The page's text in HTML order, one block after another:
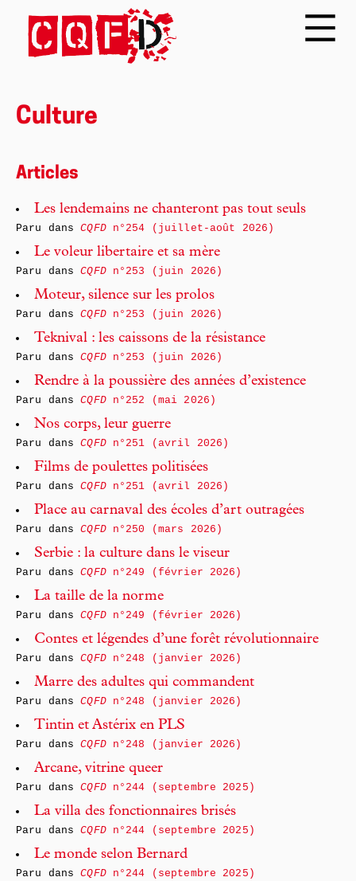
Culture
Articles
Les lendemains ne chanteront pas tout seuls
Paru dansCQFDn°254 (juillet-août 2026)
Le voleur libertaire et sa mère
Paru dansCQFDn°253 (juin 2026)
Moteur, silence sur les prolos
Paru dansCQFDn°253 (juin 2026)
Teknival : les caissons de la résistance
Paru dansCQFDn°253 (juin 2026)
Rendre à la poussière des années d’existence
Paru dansCQFDn°252 (mai 2026)
Nos corps, leur guerre
Paru dansCQFDn°251 (avril 2026)
Films de poulettes politisées
Paru dansCQFDn°251 (avril 2026)
Place au carnaval des écoles d’art outragées
Paru dansCQFDn°250 (mars 2026)
Serbie : la culture dans le viseur
Paru dansCQFDn°249 (février 2026)
La taille de la norme
Paru dansCQFDn°249 (février 2026)
Contes et légendes d’une forêt révolutionnaire
Paru dansCQFDn°248 (janvier 2026)
Marre des adultes qui commandent
Paru dansCQFDn°248 (janvier 2026)
Tintin et Astérix en PLS
Paru dansCQFDn°248 (janvier 2026)
Arcane, vitrine queer
Paru dansCQFDn°244 (septembre 2025)
La villa des fonctionnaires brisés
Paru dansCQFDn°244 (septembre 2025)
Le monde selon Bernard
Paru dansCQFDn°244 (septembre 2025)